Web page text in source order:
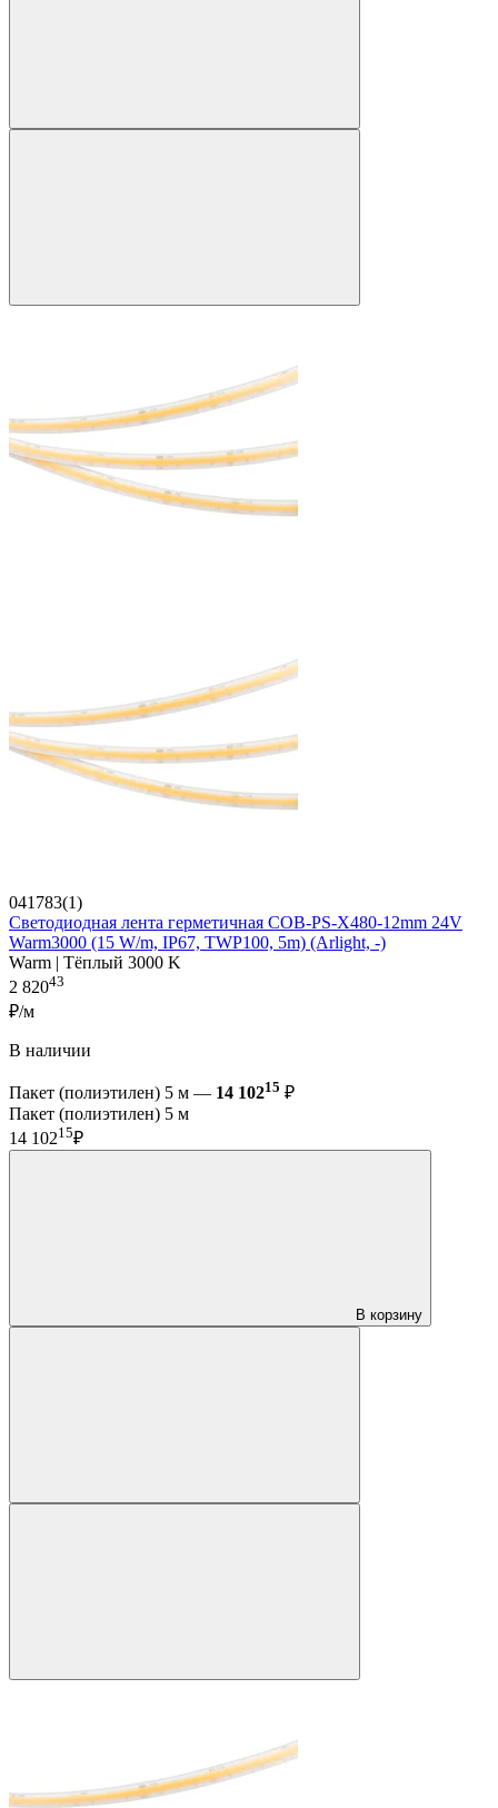
041783(1)
Светодиодная лента герметичная COB-PS-X480-12mm 24V
Warm3000 (15 W/m, IP67, TWP100, 5m) (Arlight, -)
Warm | Тёплый 3000 K
2 82043
₽/м
В наличии
Пакет (полиэтилен) 5 м — 14 10215 ₽
Пакет (полиэтилен) 5 м
14 10215₽
В корзину